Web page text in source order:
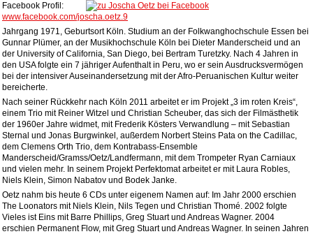
Facebook Profil:
www.facebook.com/joscha.oetz.9
Jahrgang 1971, Geburtsort Köln. Studium an der Folkwanghochschule Essen bei
Gunnar Plümer, an der Musikhochschule Köln bei Dieter Manderscheid und an
der University of California, San Diego, bei Bertram Turetzky. Nach 4 Jahren in
den USA folgte ein 7 jähriger Aufenthalt in Peru, wo er sein Ausdrucksvermögen
bei der intensiver Auseinandersetzung mit der Afro-Peruanischen Kultur weiter
bereicherte.
Nach seiner Rückkehr nach Köln 2011 arbeitet er im Projekt „3 im roten Kreis“,
einem Trio mit Reiner Witzel und Christian Scheuber, das sich der Filmästhetik
der 1960er Jahre widmet, mit Frederik Kösters Verwandlung – mit Sebastian
Sternal und Jonas Burgwinkel, außerdem Norbert Steins Pata on the Cadillac,
dem Clemens Orth Trio, dem Kontrabass-Ensemble
Manderscheid/Gramss/Oetz/Landfermann, mit dem Trompeter Ryan Carniaux
und vielen mehr. In seinem Projekt Perfektomat arbeitet er mit Laura Robles,
Niels Klein, Simon Nabatov und Bodek Janke.
Oetz nahm bis heute 6 CDs unter eigenem Namen auf: Im Jahr 2000 erschien
The Loonators mit Niels Klein, Nils Tegen und Christian Thomé. 2002 folgte
Vieles ist Eins mit Barre Phillips, Greg Stuart und Andreas Wagner. 2004
erschien Permanent Flow, mit Greg Stuart und Andreas Wagner. In seinen Jahren